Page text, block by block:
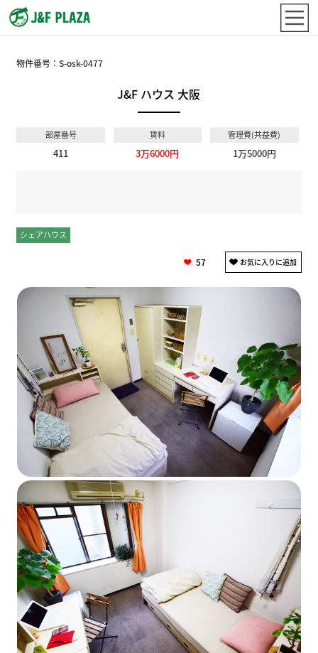
物件番号：S-osk-0477
J&F ハウス 大阪
部屋番号
411
賃料
3万6000円
管理費(共益費)
1万5000円
シェアハウス
57